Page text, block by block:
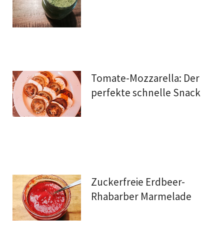
Tomate-Mozzarella: Der
perfekte schnelle Snack
Zuckerfreie Erdbeer-
Rhabarber Marmelade